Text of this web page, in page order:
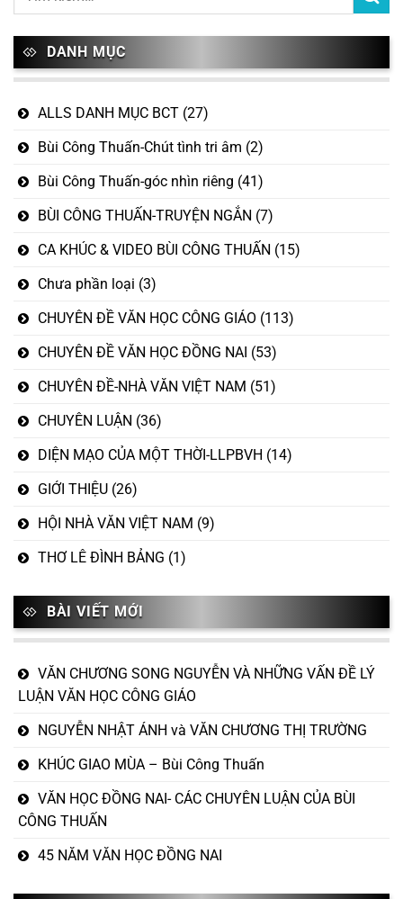
DANH MỤC
ALLS DANH MỤC BCT (27)
Bùi Công Thuấn-Chút tình tri âm (2)
Bùi Công Thuấn-góc nhìn riêng (41)
BÙI CÔNG THUẤN-TRUYỆN NGẮN (7)
CA KHÚC & VIDEO BÙI CÔNG THUẤN (15)
Chưa phần loại (3)
CHUYÊN ĐỀ VĂN HỌC CÔNG GIÁO (113)
CHUYÊN ĐỀ VĂN HỌC ĐỒNG NAI (53)
CHUYÊN ĐỀ-NHÀ VĂN VIỆT NAM (51)
CHUYÊN LUẬN (36)
DIỆN MẠO CỦA MỘT THỜI-LLPBVH (14)
GIỚI THIỆU (26)
HỘI NHÀ VĂN VIỆT NAM (9)
THƠ LÊ ĐÌNH BẢNG (1)
BÀI VIẾT MỚI
VĂN CHƯƠNG SONG NGUYỄN VÀ NHỮNG VẤN ĐỀ LÝ
LUẬN VĂN HỌC CÔNG GIÁO
NGUYỄN NHẬT ÁNH và VĂN CHƯƠNG THỊ TRƯỜNG
KHÚC GIAO MÙA – Bùi Công Thuấn
VĂN HỌC ĐỒNG NAI- CÁC CHUYÊN LUẬN CỦA BÙI
CÔNG THUẤN
45 NĂM VĂN HỌC ĐỒNG NAI